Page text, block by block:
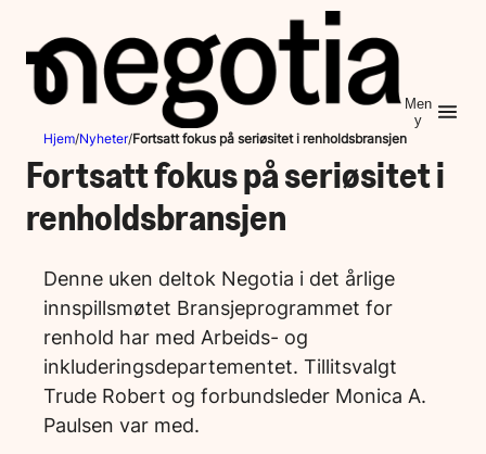
innhold
Men
y
Hjem/Nyheter/Fortsatt fokus på seriøsitet i renholdsbransjen
Fortsatt fokus på seriøsitet i
renholdsbransjen
Denne uken deltok Negotia i det årlige
innspillsmøtet Bransjeprogrammet for
renhold har med Arbeids- og
inkluderingsdepartementet. Tillitsvalgt
Trude Robert og forbundsleder Monica A.
Paulsen var med.